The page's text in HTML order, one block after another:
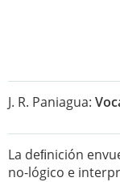
J. R. Paniagua:
La deﬁnición
no-lógico e